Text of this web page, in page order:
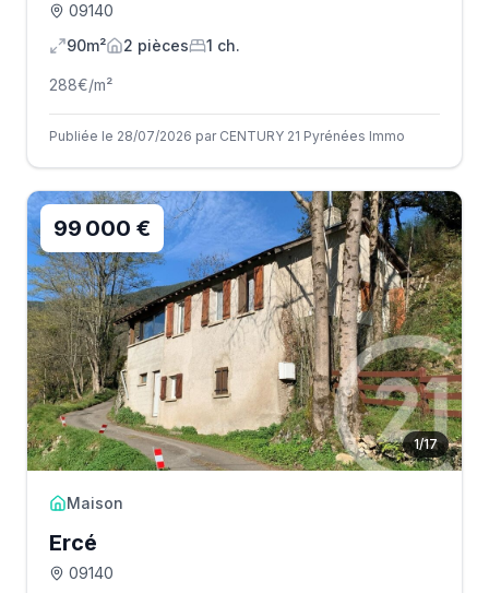
09140
90m²
2 pièces 1 ch.
288€/m²
Publiée le 28/07/2026 par CENTURY 21 Pyrénées Immo
1/17
99 000 €
Maison
Ercé
09140